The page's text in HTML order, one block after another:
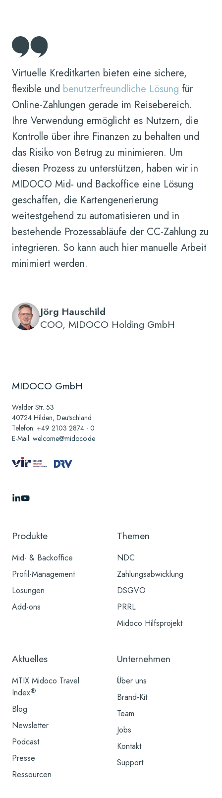
Virtuelle Kreditkarten bieten eine sichere,
flexible und
für
Online-Zahlungen gerade im Reisebereich.
Ihre Verwendung ermöglicht es Nutzern, die
Kontrolle über ihre Finanzen zu behalten und
das Risiko von Betrug zu minimieren. Um
diesen Prozess zu unterstützen, haben wir in
MIDOCO Mid- und Backoffice eine Lösung
geschaffen, die Kartengenerierung
weitestgehend zu automatisieren und in
bestehende Prozessabläufe der CC-Zahlung zu
integrieren. So kann auch hier manuelle Arbeit
minimiert werden.
Jörg Hauschild
COO, MIDOCO Holding GmbH
benutzerfreundliche Lösung
MIDOCO GmbH
Walder Str. 53
40724 Hilden, Deutschland
Telefon: +49 2103 2874 - 0
E-Mail: welcome@midoco.de
Folgen
auf
LinkedIn
Folgen
auf
YouTube
Produkte
Mid- & Backoffice
Profil-Management
Lösungen
Add-ons
Themen
NDC
Zahlungsabwicklung
DSGVO
PRRL
Midoco Hilfsprojekt
Aktuelles
MTIX Midoco Travel
Index®
Blog
Newsletter
Podcast
Presse
Ressourcen
Unternehmen
Über uns
Brand-Kit
Team
Jobs
Kontakt
Support